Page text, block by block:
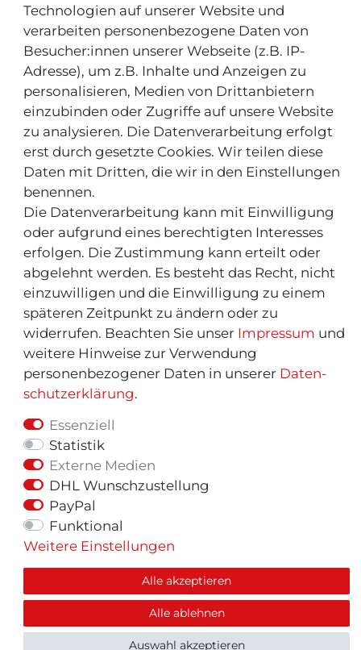
Technologien auf unserer Website und
verarbeiten personenbezogene Daten von
Besucher:innen unserer Webseite (z.B. IP-
Adresse), um z.B. Inhalte und Anzeigen zu
personalisieren, Medien von Drittanbietern
einzubinden oder Zugriffe auf unsere Website
zu analysieren. Die Datenverarbeitung erfolgt
erst durch gesetzte Cookies. Wir teilen diese
Daten mit Dritten, die wir in den Einstellungen
benennen.
Die Datenverarbeitung kann mit Einwilligung
oder aufgrund eines berechtigten Interesses
erfolgen. Die Zustimmung kann erteilt oder
abgelehnt werden. Es besteht das Recht, nicht
einzuwilligen und die Einwilligung zu einem
späteren Zeitpunkt zu ändern oder zu
widerrufen. Beachten Sie unser Impressum und
weitere Hinweise zur Verwendung
personenbezogener Daten in unserer Daten­
schutz­erklärung.
Essenziell
Statistik
Externe Medien
DHL Wunschzustellung
PayPal
Funktional
Weitere Einstellungen
Alle akzeptieren
Alle ablehnen
Auswahl akzeptieren
Neu ! Für Kunden aus der Schweiz:
INFOS & TIPPS
Rücksendeservice/-Informationen
Informationen "MeinEinkauf.ch"
© Copyright 2026 | Alle Rechte vorbehalten.